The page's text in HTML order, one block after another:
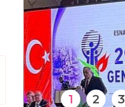
1 2 3